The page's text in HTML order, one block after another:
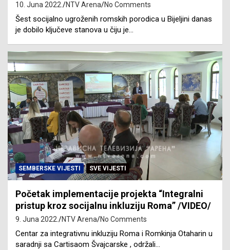
10. Juna 2022. NTV Arena No Comments
Šest socijalno ugroženih romskih porodica u Bijeljini danas
je dobilo ključeve stanova u čiju je…
SEMBERSKE VIJESTI SVE VIJESTI
Početak implementacije projekta “Integralni
pristup kroz socijalnu inkluziju Roma” /VIDEO/
9. Juna 2022. NTV Arena No Comments
Centar za integrativnu inkluziju Roma i Romkinja Otaharin u
saradnji sa Cartisaom Švajcarske , održali…